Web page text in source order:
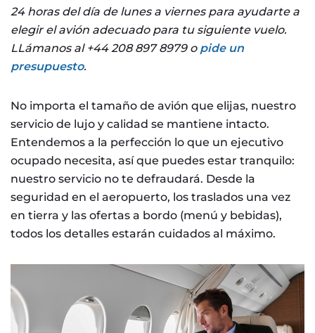
24 horas del día de lunes a viernes para ayudarte a
elegir el avión adecuado para tu siguiente vuelo.
LLámanos al +44 208 897 8979 o pide un
presupuesto.
No importa el tamaño de avión que elijas, nuestro
servicio de lujo y calidad se mantiene intacto.
Entendemos a la perfección lo que un ejecutivo
ocupado necesita, así que puedes estar tranquilo:
nuestro servicio no te defraudará. Desde la
seguridad en el aeropuerto, los traslados una vez
en tierra y las ofertas a bordo (menú y bebidas),
todos los detalles estarán cuidados al máximo.